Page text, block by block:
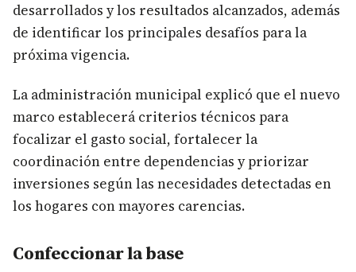
desarrollados y los resultados alcanzados, además
de identificar los principales desafíos para la
próxima vigencia.
La administración municipal explicó que el nuevo
marco establecerá criterios técnicos para
focalizar el gasto social, fortalecer la
coordinación entre dependencias y priorizar
inversiones según las necesidades detectadas en
los hogares con mayores carencias.
Confeccionar la base